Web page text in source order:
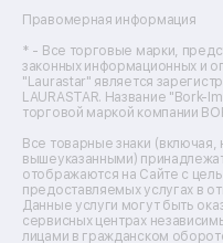
Ремонт фенов
Ремонт цифровых
Ремонт тепловизоров
Ремонт массажных
Ремонт
Ремонт вытяжек
Ремонт источников
Ремонт пароварок
Ремонт микшерных
Ремонт dj-пультов
Ремонт кухонных плит
Правомерная информация
* - Все торговые марки,
законных информационных и
"Laurastar" является
LAURASTAR. Название "Bork-
торговой маркой компании
Все товарные знаки (включая,
вышеуказанными)
отображаются на Сайте с
предоставляемых услугах в
Данные услуги могут быть
сервисных центрах
лицами в гражданском